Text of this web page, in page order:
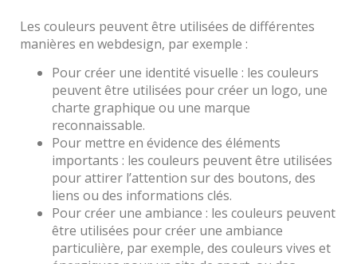
Les couleurs peuvent être utilisées de différentes
manières en webdesign, par exemple :
Pour créer une identité visuelle : les couleurs
peuvent être utilisées pour créer un logo, une
charte graphique ou une marque
reconnaissable.
Pour mettre en évidence des éléments
importants : les couleurs peuvent être utilisées
pour attirer l’attention sur des boutons, des
liens ou des informations clés.
Pour créer une ambiance : les couleurs peuvent
être utilisées pour créer une ambiance
particulière, par exemple, des couleurs vives et